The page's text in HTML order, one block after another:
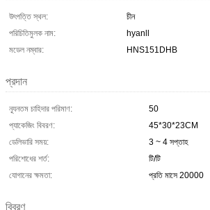
উৎপত্তি স্থল:
চীন
পরিচিতিমুলক নাম:
hyanll
মডেল নম্বার:
HNS151DHB
প্রদান
ন্যূনতম চাহিদার পরিমাণ:
50
প্যাকেজিং বিবরণ:
45*30*23CM
ডেলিভারি সময়:
3 ~ 4 সপ্তাহ
পরিশোধের শর্ত:
টি/টি
যোগানের ক্ষমতা:
প্রতি মাসে 20000
বিবরণ